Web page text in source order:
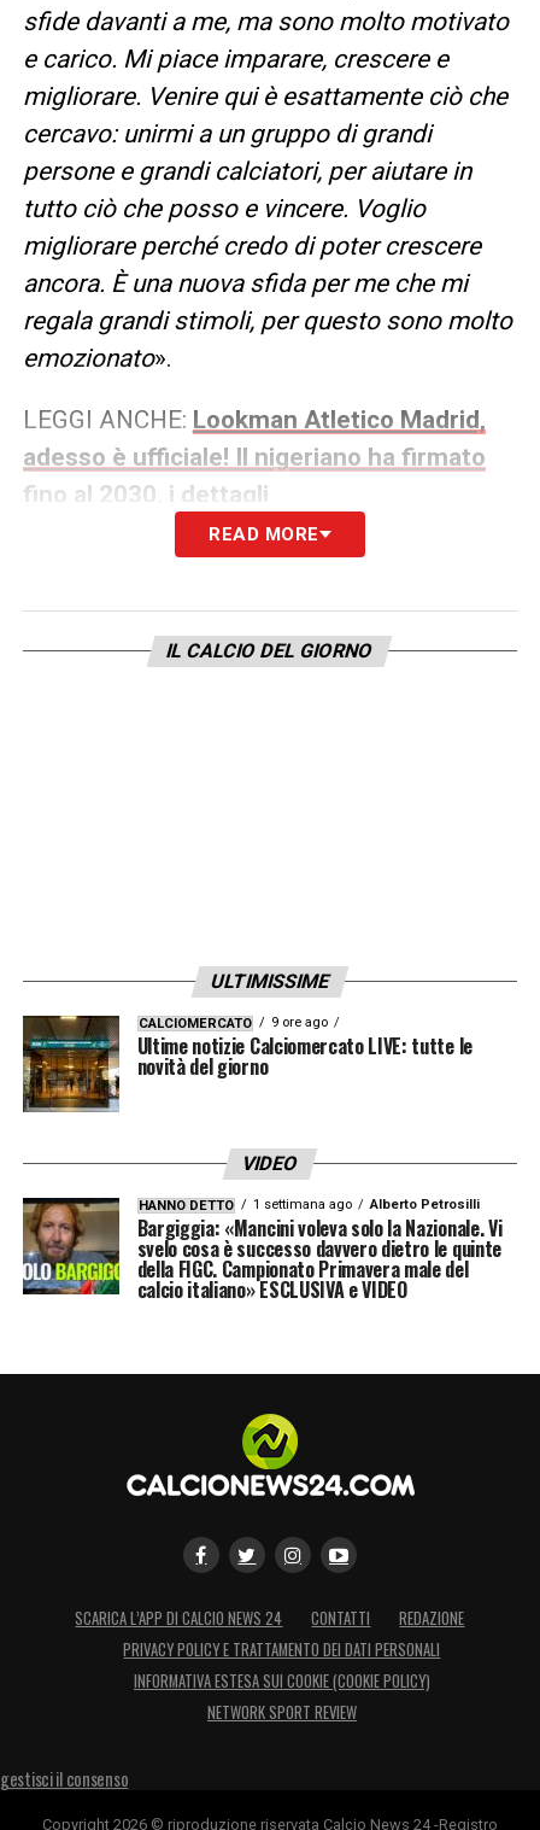
sfide davanti a me, ma sono molto motivato
e carico. Mi piace imparare, crescere e
migliorare. Venire qui è esattamente ciò che
cercavo: unirmi a un gruppo di grandi
persone e grandi calciatori, per aiutare in
tutto ciò che posso e vincere. Voglio
migliorare perché credo di poter crescere
ancora. È una nuova sfida per me che mi
regala grandi stimoli, per questo sono molto
emozionato».
LEGGI ANCHE: Lookman Atletico Madrid,
adesso è ufficiale! Il nigeriano ha firmato
fino al 2030, i dettagli
UN MESSAGGIO PER I TIFOSI
passionali, totalmente dediti alla squadra.
Vivono e respirano calcio. Sono ben
LA PLAYLIST DELLE NOSTRE TOP NEWS
READ MORE
IL CALCIO DEL GIORNO
ULTIMISSIME
CALCIOMERCATO 9 ore ago
Ultime notizie Calciomercato LIVE: tutte le
novità del giorno
VIDEO
HANNO DETTO 1 settimana ago Alberto Petrosilli
Bargiggia: «Mancini voleva solo la Nazionale. Vi
svelo cosa è successo davvero dietro le quinte
della FIGC. Campionato Primavera male del
calcio italiano» ESCLUSIVA e VIDEO
SCARICA L’APP DI CALCIO NEWS 24 CONTATTI
REDAZIONE
PRIVACY POLICY E TRATTAMENTO DEI DATI PERSONALI
INFORMATIVA ESTESA SUI COOKIE (COOKIE POLICY)
NETWORK SPORT REVIEW
gestisci il consenso
Copyright 2026 © riproduzione riservata Calcio News 24 -Registro